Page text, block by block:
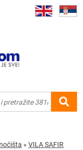
» VILA SAFIR